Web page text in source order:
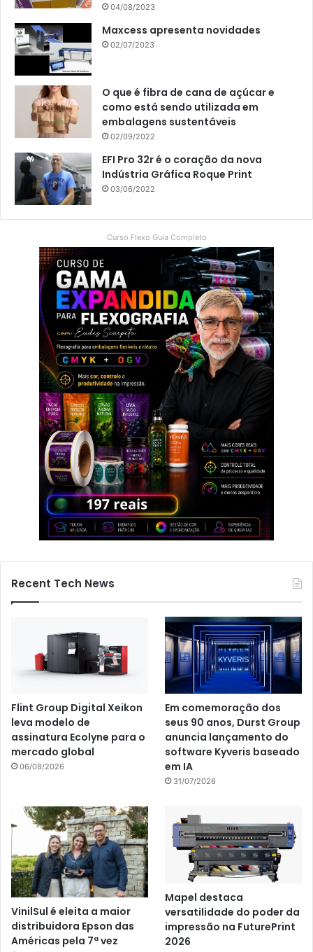
04/08/2023
Maxcess apresenta novidades
02/07/2023
O que é fibra de cana de açúcar e
como está sendo utilizada em
embalagens sustentáveis
02/09/2022
EFI Pro 32r é o coração da nova
Indústria Gráfica Roque Print
03/06/2022
Curso Flexo Guia Completo
Recent Tech News
Flint Group Digital Xeikon
leva modelo de
assinatura Ecolyne para o
mercado global
06/08/2026
Em comemoração dos
seus 90 anos, Durst Group
anuncia lançamento do
software Kyveris baseado
em IA
31/07/2026
VinilSul é eleita a maior
distribuidora Epson das
Américas pela 7ª vez
Mapel destaca
versatilidade do poder da
impressão na FuturePrint
2026